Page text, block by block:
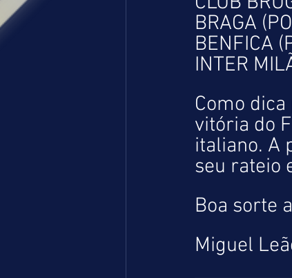
BRAGA
BENFICA
INTER
Como
vitória do
italiano. A
seu rateio
Boa sorte
Miguel